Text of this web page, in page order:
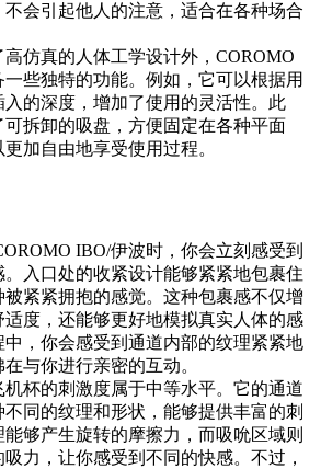
会引起他人的注意，适合在各种场合
高仿真的人体工学设计外，COROMO
些独特的功能。例如，它可以根据用
入的深度，增加了使用的灵活性。此
拆卸的吸盘，方便固定在各种平面
更加自由地享受使用过程。
IBO/伊波时，你会立刻感受到
入口处的收紧设计能够紧紧地包裹住
紧紧拥抱的感觉。这种包裹感不仅增
适度，还能够更好地模拟真实人体的感
，你会感受到通道内部的纹理紧紧地
与你进行亲密的互动。
机杯的刺激度属于中等水平。它的通道
同的纹理和形状，能够提供丰富的刺
够产生旋转的摩擦力，而吸吮区域则
力，让你感受到不同的快感。不过，